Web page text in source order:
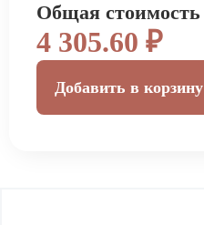
Общая стоимость
4 305.60 ₽
Добавить в корзину